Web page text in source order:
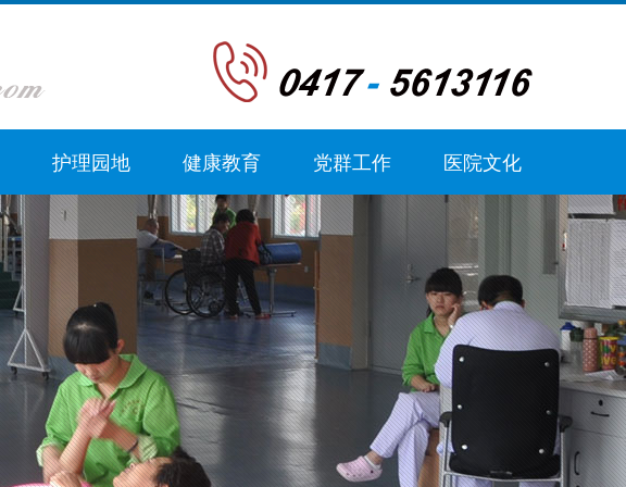
护理园地 健康教育 党群工作 医院文化